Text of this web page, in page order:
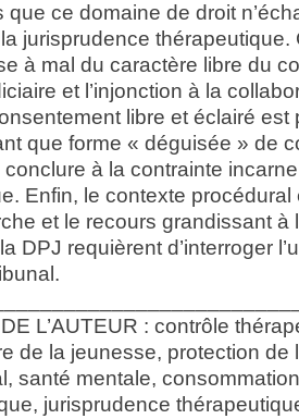
que ce domaine de droit
la jurisprudence thérapeutique.
à mal du caractère libre du
et l’injonction à la
libre et éclairé est
que forme « déguisée » de
conclure à la contrainte
Enfin, le contexte
et le recours grandissant à
DPJ requièrent d’interroger
L’AUTEUR : contrôle
de la jeunesse, protection de
santé mentale,
jurisprudence